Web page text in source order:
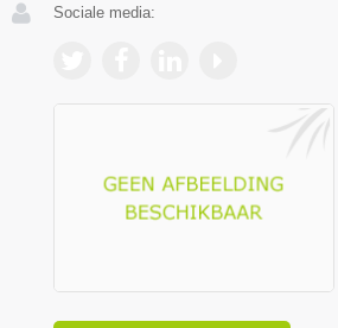
Sociale media: